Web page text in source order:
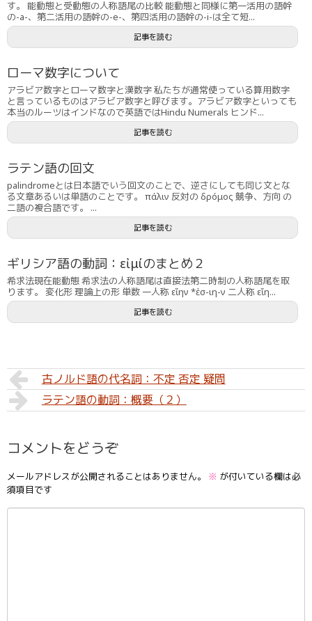
す。 能動態と受動態の人称語尾の比較 能動態と同様に第一活用の語幹
の-a-、第二活用の語幹の-e-、第四活用の語幹の-i-は全て短...
記事を読む
ローマ数字について
アラビア数字とローマ数字と漢数字 私たちが通常使っている算用数字
と言っているものはアラビア数字と呼びます。アラビア数字といっても
本当のルーツはインドなので英語ではHindu Numerals ヒンド...
記事を読む
ラテン語の回文
palindromeとは日本語でいう回文のことで、逆さにしても同じ文とな
る文章あるいは単語のことです。 πάλιν 反対の δρόμος 競争、方向 の
二語の複合語です。 ...
記事を読む
ギリシア語の動詞：εἰμίのまとめ２
希求法現在能動態 希求法の人称語尾は直接法第二時制の人称語尾を取
ります。 変化形 理論上の形 単数 一人称 εἴην *ἐσ-ιη-ν 二人称 εἴη...
記事を読む
古ノルド語の代名詞：不定 否定 疑問
ラテン語の動詞：概要（２）
コメントをどうぞ
メールアドレスが公開されることはありません。 ※ が付いている欄は必
須項目です